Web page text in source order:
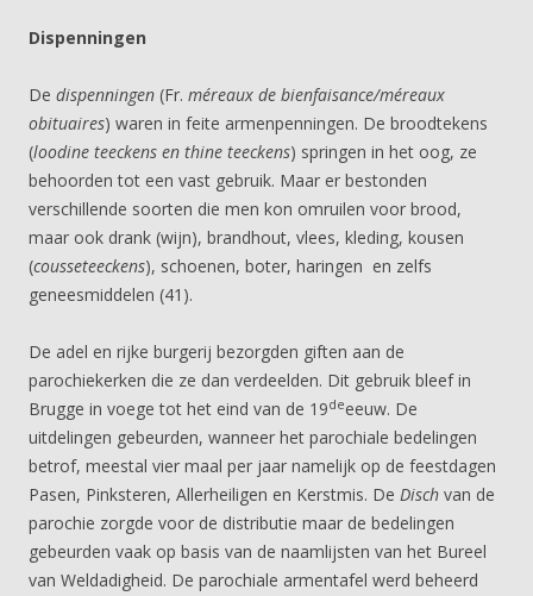
Dispenningen
De dispenningen (Fr. méreaux de bienfaisance/méreaux
obituaires) waren in feite armenpenningen. De broodtekens
(loodine teeckens en thine teeckens) springen in het oog, ze
behoorden tot een vast gebruik. Maar er bestonden
verschillende soorten die men kon omruilen voor brood,
maar ook drank (wijn), brandhout, vlees, kleding, kousen
(cousseteeckens), schoenen, boter, haringen en zelfs
geneesmiddelen (41).
De adel en rijke burgerij bezorgden giften aan de
parochiekerken die ze dan verdeelden. Dit gebruik bleef in
Brugge in voege tot het eind van de 19deeeuw. De
uitdelingen gebeurden, wanneer het parochiale bedelingen
betrof, meestal vier maal per jaar namelijk op de feestdagen
Pasen, Pinksteren, Allerheiligen en Kerstmis. De Disch van de
parochie zorgde voor de distributie maar de bedelingen
gebeurden vaak op basis van de naamlijsten van het Bureel
van Weldadigheid. De parochiale armentafel werd beheerd